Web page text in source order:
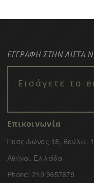
ΕΓΓΡΑΦΗ ΣΤΗΝ ΛΙΣΤΑ
Επικοινωνία
Ποσειδώνος 18, Βούλα,
Αθήνα, Ελλάδα
Phone: 210 9657879